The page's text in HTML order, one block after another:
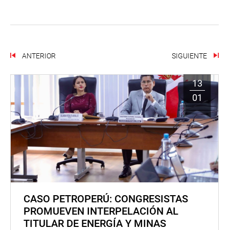
ANTERIOR SIGUIENTE
13
01
CASO PETROPERÚ: CONGRESISTAS
PROMUEVEN INTERPELACIÓN AL
TITULAR DE ENERGÍA Y MINAS